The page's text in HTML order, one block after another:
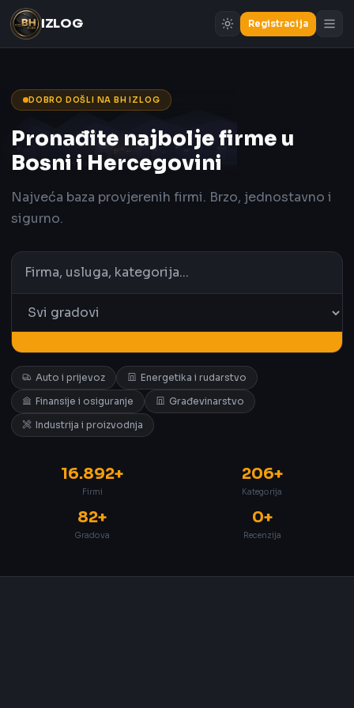
IZLOG Registracija
DOBRO DOŠLI NA BH IZLOG
Pronađite najbolje firme u
Bosni i Hercegovini
Najveća baza provjerenih firmi. Brzo, jednostavno i
sigurno.
Auto i prijevoz
Energetika i rudarstvo
Finansije i osiguranje
Građevinarstvo
Industrija i proizvodnja
16.892+
Firmi
206+
Kategorija
82+
Gradova
0+
Recenzija